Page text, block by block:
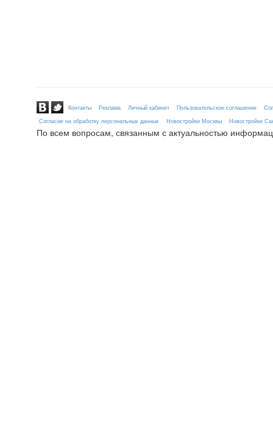
Контакты Реклама Личный кабинет Пользовательское соглашение
Согласие на обработку персональных данных
Новостройки Москвы Новостройки
По всем вопросам, связанным с актуальностью